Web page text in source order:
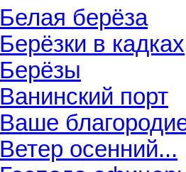
Белая берёза
Берёзки в кадках
Берёзы
Ванинский порт
Ваше
Ветер осенний...